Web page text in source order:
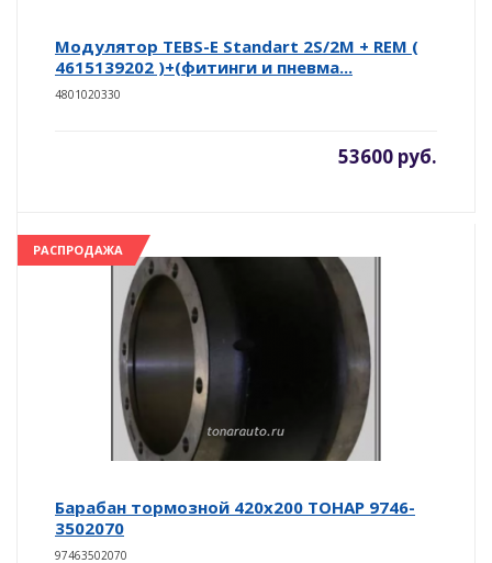
Модулятор ТEBS-E Standart 2S/2M + REM (
4615139202 )+(фитинги и пневма...
4801020330
53600 руб.
РАСПРОДАЖА
Барабан тормозной 420х200 ТОНАР 9746-
3502070
97463502070